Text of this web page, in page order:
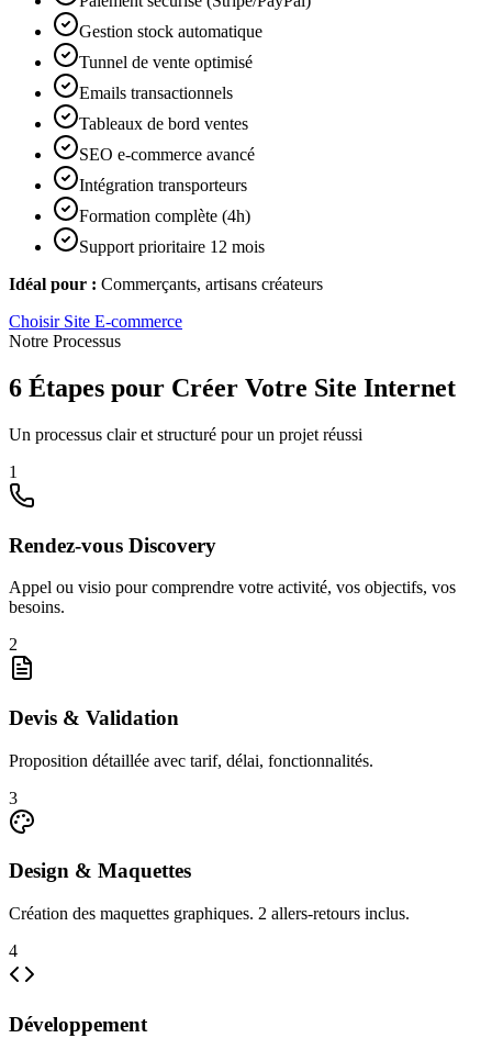
Gestion stock automatique
Tunnel de vente optimisé
Emails transactionnels
Tableaux de bord ventes
SEO e-commerce avancé
Intégration transporteurs
Formation complète (4h)
Support prioritaire 12 mois
Idéal pour : Commerçants, artisans créateurs
Choisir Site E-commerce
Notre Processus
6 Étapes pour Créer Votre Site Internet
Un processus clair et structuré pour un projet réussi
1
Rendez-vous Discovery
Appel ou visio pour comprendre votre activité, vos objectifs, vos
besoins.
2
Devis & Validation
Proposition détaillée avec tarif, délai, fonctionnalités.
3
Design & Maquettes
Création des maquettes graphiques. 2 allers-retours inclus.
4
Développement